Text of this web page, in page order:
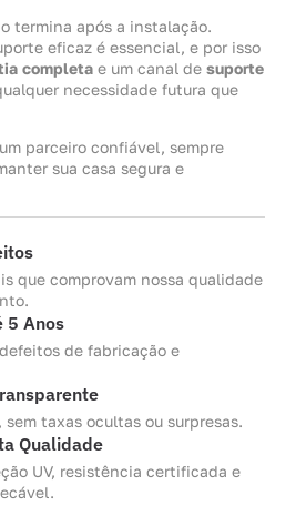
termina após a instalação.
eficaz é essencial, e por isso
completa e um canal de suporte
necessidade futura que
parceiro confiável, sempre
sua casa segura e
que comprovam nossa qualidade
5 Anos
de fabricação e
sem taxas ocultas ou surpresas.
Qualidade
UV, resistência certificada e